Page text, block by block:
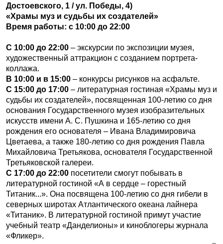
Достоевского, 1 / ул. Победы, 4)
«Храмы муз и судьбы их создателей»
Время работы: с 10:00 до 22:00
С 10:00 до 22:00 – экскурсии по экспозиции музея,
художественный аттракцион с созданием портрета-
коллажа.
В 10:00 и в 15:00 – конкурсы рисунков на асфальте.
С 15:00 до 17:00 – литературная гостиная «Храмы муз и
судьбы их создателей», посвященная 100-летию со дня
основания Государственного музея изобразительных
искусств имени А. С. Пушкина и 165-летию со дня
рождения его основателя – Ивана Владимировича
Цветаева, а также 180-летию со дня рождения Павла
Михайловича Третьякова, основателя Государственной
Третьяковской галереи.
С 17:00 до 22:00 посетители смогут побывать в
литературной гостиной «А в сердце – горестный
Титаник...». Она посвящена 100-летию со дня гибели в
северных широтах Атлантического океана лайнера
«Титаник». В литературной гостиной примут участие
учебный театр «Данделионы» и киноблогеры журнала
«Фликер».